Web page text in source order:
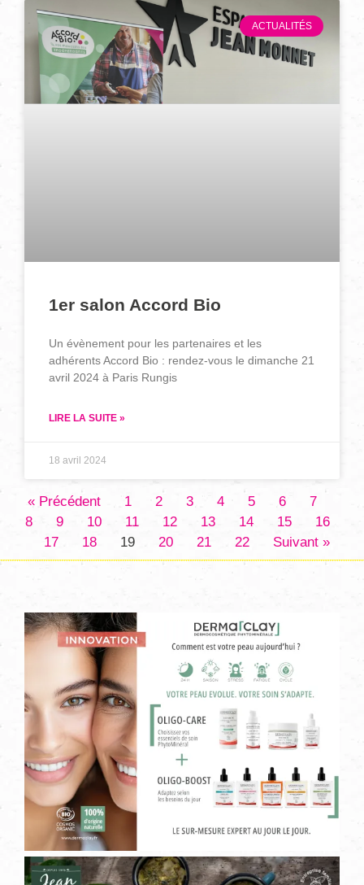
ACTUALITÉS
1er salon Accord Bio
Un évènement pour les partenaires et les
adhérents Accord Bio : rendez-vous le dimanche 21
avril 2024 à Paris Rungis
LIRE LA SUITE »
18 avril 2024
« Précédent 1 2 3 4 5 6
7
8
9 10 11 12 13 14 15
16
17
18 19 20 21 22 Suivant »